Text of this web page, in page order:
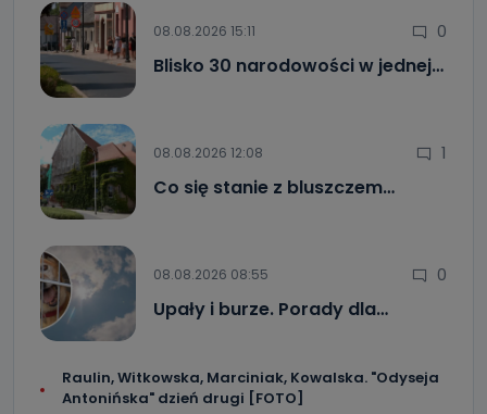
08.08.2026 15:11 0
Blisko 30 narodowości w jednej…
08.08.2026 12:08 1
Co się stanie z bluszczem…
08.08.2026 08:55 0
Upały i burze. Porady dla…
Raulin, Witkowska, Marciniak, Kowalska. "Odyseja
Antonińska" dzień drugi [FOTO]